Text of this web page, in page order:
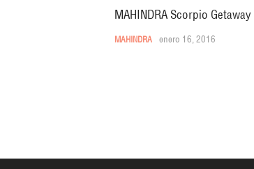
MAHINDRA Scorpio
MAHINDRA enero 16, 2016